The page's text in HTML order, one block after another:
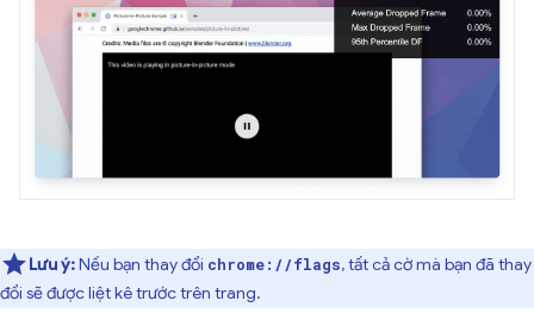
Lưu ý:Nếu bạn thay đổi chrome://flags, tất cả cờ mà bạn đã thay
đổi sẽ được liệt kê trước trên trang.